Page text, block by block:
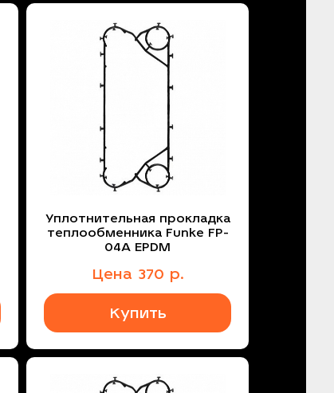
Уплотнительная прокладка
теплообменника Funke FP-
04A EPDM
Цена 370 р.
Купить